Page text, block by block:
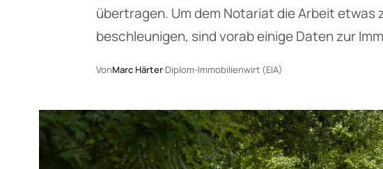
übertragen. Um dem Notariat die Arbeit
beschleunigen, sind vorab einige Daten zur
VonMarc Härter·Diplom-Immobilienwirt (EIA)